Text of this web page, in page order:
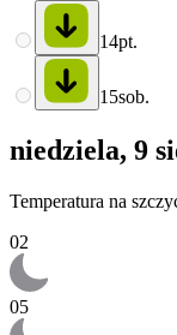
14pt.
15sob.
niedziela, 9
Temperatura na
02
05